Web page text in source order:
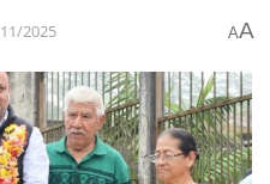
2025 AA